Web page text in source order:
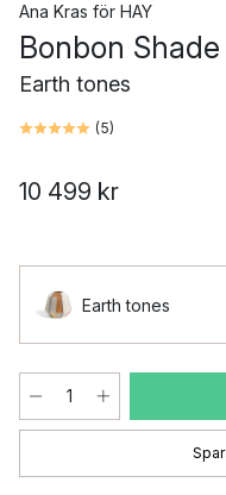
Ana Kras för HAY
Bonbon
Earth tones
(5)
10 499 kr
Earth tones